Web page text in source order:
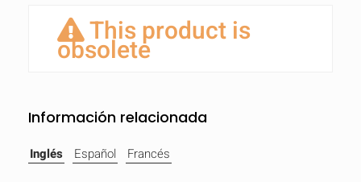
This product is
obsolete
Información relacionada
Inglés Español Francés